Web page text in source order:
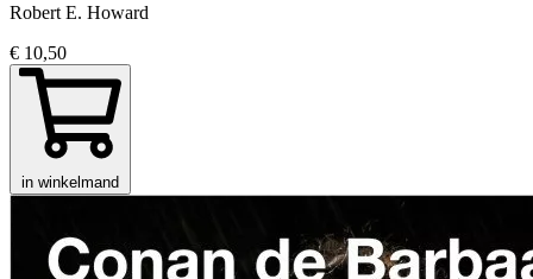
Robert E. Howard
€ 10,50
in winkelmand